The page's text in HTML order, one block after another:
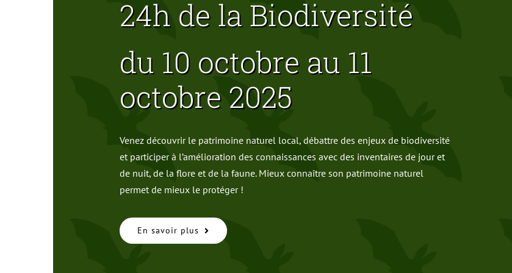
24h de la Biodiversité
du 10 octobre au 11
octobre 2025
Venez découvrir le patrimoine naturel local, débattre des enjeux de biodiversité
et participer à l’amélioration des connaissances avec des inventaires de jour et
de nuit, de la flore et de la faune. Mieux connaître son patrimoine naturel
permet de mieux le protéger !
En savoir plus